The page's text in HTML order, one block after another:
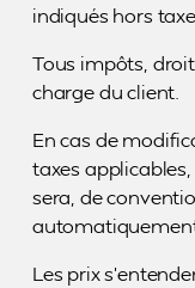
indiqués hors
Tous impôts,
charge du client.
En cas de
taxes
sera, de
Les prix